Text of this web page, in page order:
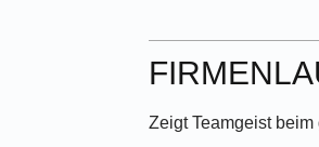
Zeigt Teamgeist beim